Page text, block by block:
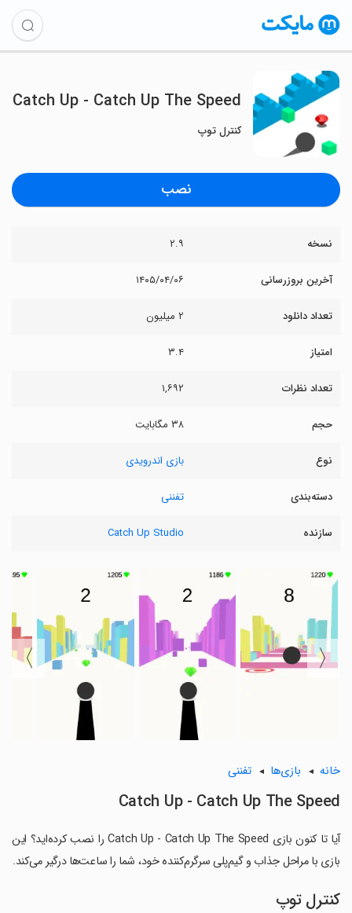
Catch Up - Catch Up The Speed
کنترل توپ
نصب
نسخه ۲.۹
آخرین بروزرسانی ۱۴۰۵/۰۴/۰۶
تعداد دانلود ۲ میلیون
امتیاز ۳.۴
تعداد نظرات ۱,۶۹۲
حجم ۳۸ مگابایت
نوع بازی اندرویدی
دسته‌بندی تفننی
سازنده Catch Up Studio
〈
〉
خانه بازی‌ها تفننی
Catch Up - Catch Up The Speed
آیا تا کنون بازی Catch Up - Catch Up The Speed را نصب کرده‌اید؟ این
بازی با مراحل جذاب و گیم‌پلی سرگرم‌کننده خود، شما را ساعت‌ها درگیر می‌کند.
کنترل توپ